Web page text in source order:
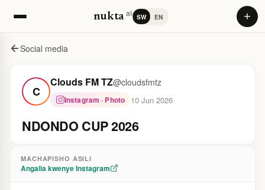
nuktaai SW EN +
Social media
C
Clouds FM TZ@cloudsfmtz
Instagram · Photo 10 Jun 2026
NDONDO CUP 2026
MACHAPISHO ASILI
Angalia kwenye Instagram